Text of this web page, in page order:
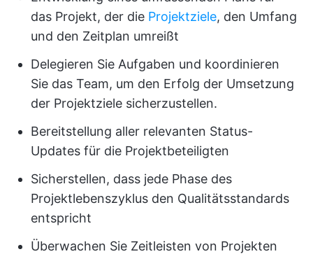
das Projekt, der die Projektziele, den Umfang
und den Zeitplan umreißt
Delegieren Sie Aufgaben und koordinieren
Sie das Team, um den Erfolg der Umsetzung
der Projektziele sicherzustellen.
Bereitstellung aller relevanten Status-
Updates für die Projektbeteiligten
Sicherstellen, dass jede Phase des
Projektlebenszyklus den Qualitätsstandards
entspricht
Überwachen Sie Zeitleisten von Projekten